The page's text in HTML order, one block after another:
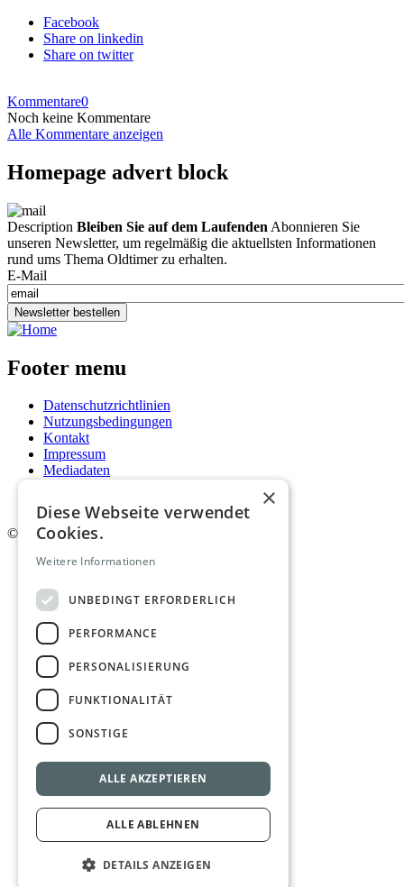
Facebook
Share on linkedin
Share on twitter
Kommentare0
Noch keine Kommentare
Alle Kommentare anzeigen
Homepage advert block
Description Bleiben Sie auf dem Laufenden Abonnieren Sie
unseren Newsletter, um regelmäßig die aktuellsten Informationen
rund ums Thema Oldtimer zu erhalten.
E-Mail
Newsletter bestellen
Footer menu
Datenschutzrichtlinien
Nutzungsbedingungen
Kontakt
Impressum
Mediadaten
Newsletter
© 2026. Alle Rechte vorbehalten.
×
Diese Webseite verwendet
Cookies.
Weitere Informationen
UNBEDINGT ERFORDERLICH
PERFORMANCE
PERSONALISIERUNG
FUNKTIONALITÄT
SONSTIGE
ALLE AKZEPTIEREN
ALLE ABLEHNEN
DETAILS ANZEIGEN